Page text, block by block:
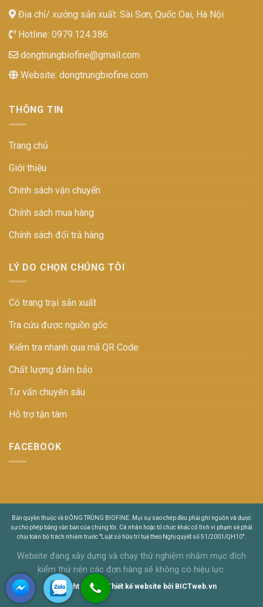
Địa chỉ/ xưởng sản xuất: Sài Sơn, Quốc Oai, Hà Nội
Hotline: 0979.124.386
dongtrungbiofine@gmail.com
Website: dongtrungbiofine.com
THÔNG TIN
Trang chủ
Giới thiệu
Chính sách vận chuyển
Chính sách mua hàng
Chính sách đổi trả hàng
LÝ DO CHỌN CHÚNG TÔI
Có trang trại sản xuất
Tra cứu được nguồn gốc
Kiểm tra nhanh qua mã QR Code
Chất lượng đảm bảo
Tư vấn chuyên sâu
Hỗ trợ tận tâm
FACEBOOK
Bản quyền thuộc về ĐÔNG TRÙNG BIOFINE. Mọi sự sao chép đều phải ghi nguồn và được
sự cho phép bằng văn bản của chúng tôi. Cá nhân hoặc tổ chức khác cố tình vi phạm sẽ phải
chịu toàn bộ trách nhiệm trước "Luật sở hữu trí tuệ theo Nghị quyết số 51/2001/QH10".
Website đang xây dựng và chạy thử nghiệm nhằm mục đích
kiểm thử nên các đơn hàng sẽ không có hiệu lực.
Copyright © 2014 Thiết kế website bởi BICTweb.vn